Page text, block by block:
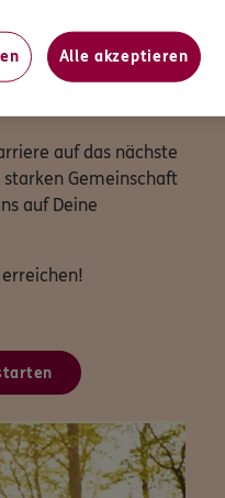
und Deinen
sondern auch von
und etablierte Marke
auf das nächste
starken Gemeinschaft
auf Deine
erreichen!
Alle akzeptieren